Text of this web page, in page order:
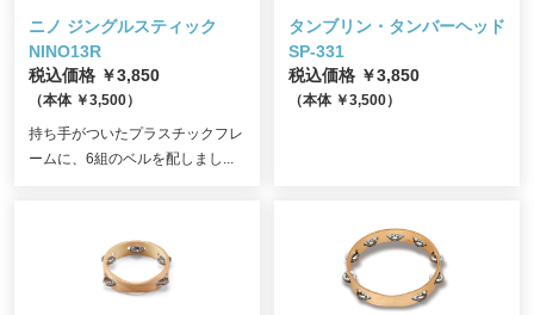
ニノ ジングルスティック
NINO13R
税込価格 ￥3,850
（本体 ￥3,500）
持ち手がついたプラスチックフレ
ームに、6組のベルを配しまし...
タンブリン・タンバーヘッド
SP-331
税込価格 ￥3,850
（本体 ￥3,500）